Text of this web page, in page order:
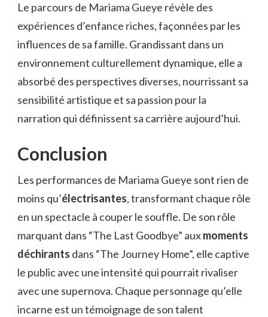
Le parcours de Mariama Gueye révèle des
expériences d’enfance riches, façonnées par les
influences de sa famille. Grandissant dans un
environnement culturellement dynamique, elle a
absorbé des perspectives diverses, nourrissant sa
sensibilité artistique et sa passion pour la
narration qui définissent sa carrière aujourd’hui.
Conclusion
Les performances de Mariama Gueye sont rien de
moins qu’électrisantes, transformant chaque rôle
en un spectacle à couper le souffle. De son rôle
marquant dans “The Last Goodbye” auxmoments
déchirants dans “The Journey Home”, elle captive
le public avec une intensité qui pourrait rivaliser
avec une supernova. Chaque personnage qu’elle
incarne est un témoignage de son talent